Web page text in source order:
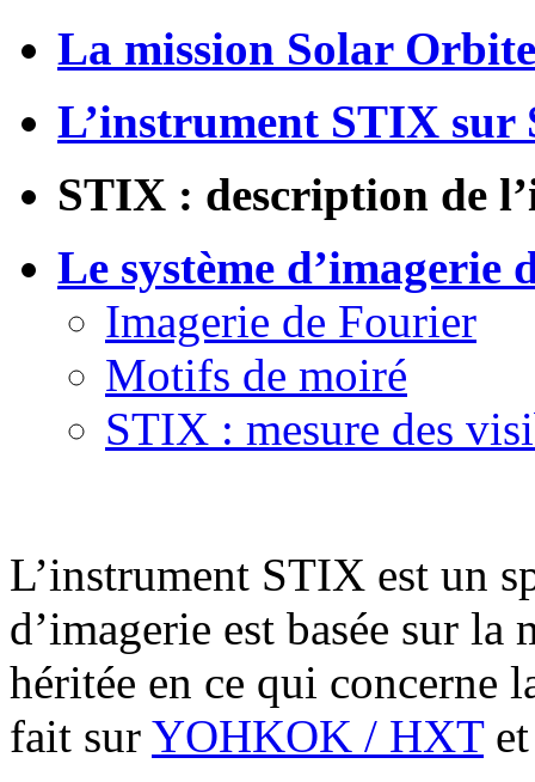
La mission Solar
L’instrument STIX
STIX : description de
Le système d’imagerie
Imagerie de Fourier
Motifs de moiré
STIX : mesure des
L’instrument STIX est un
d’imagerie est basée sur
héritée en ce qui concerne
fait sur YOHKOK / HXT